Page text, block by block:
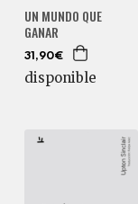
UN MUNDO QUE
GANAR
31,90€
disponible